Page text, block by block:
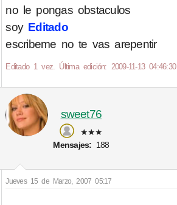
no le pongas obstaculos
soy Editado
escribeme no te vas arepentir
Editado 1 vez. Última edición: 2009-11-13 04:46:30
sweet76
★★★
Mensajes: 188
Jueves 15 de Marzo, 2007 05:17